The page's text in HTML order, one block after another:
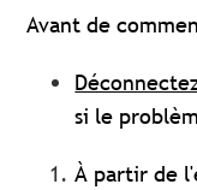
Avant de
si le
À partir de